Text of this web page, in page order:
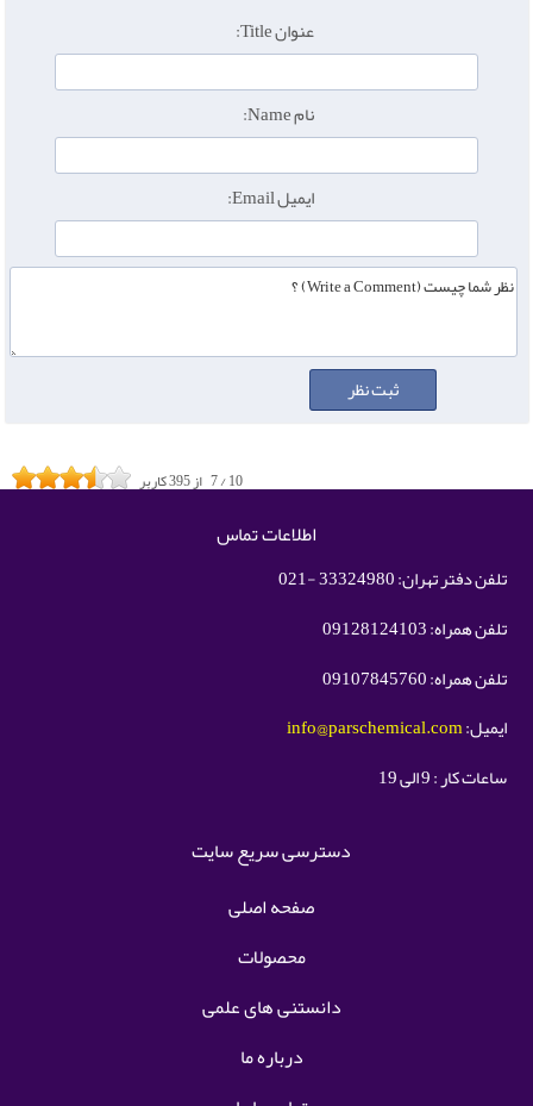
عنوان Title:
نام Name:
ایمیل Email:
7/10 از395کاربر
اطلاعات تماس
تلفن دفتر تهران: 33324980 -021
تلفن همراه: 09128124103
تلفن همراه: 09107845760
ایمیل:info@parschemical.com
ساعات کار : 9 الی 19
دسترسی سریع سایت
صفحه اصلی
محصولات
دانستنی های علمی
درباره ما